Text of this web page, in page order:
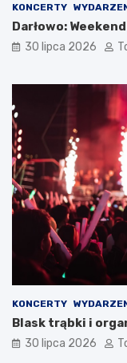
KONCERTY
Darłowo:
30 lipca 2026
KONCERTY
Blask trąbki i
30 lipca 2026